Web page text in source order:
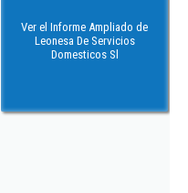
Ver el Informe Ampliado de
Leonesa De Servicios
Domesticos Sl